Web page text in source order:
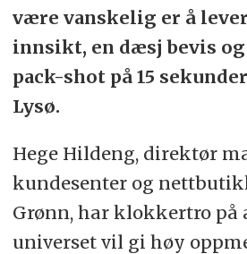
være vanskelig er å
innsikt, en dæsj bevis
pack-shot på 15
Lysø.
Hege Hildeng, direktør
kundesenter og
Grønn, har klokkertro på
universet vil gi høy